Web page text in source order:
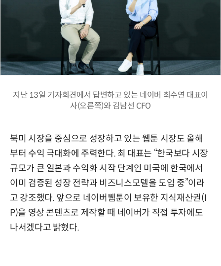
지난 13일 기자회견에서 답변하고 있는 네이버 최수연 대표이
사(오른쪽)와 김남선 CFO
북미 시장을 중심으로 성장하고 있는 웹툰 시장도 올해
부터 수익 극대화에 주력한다. 최 대표는 “한국보다 시장
규모가 큰 일본과 수익화 시작 단계인 미국에 한국에서
이미 검증된 성장 전략과 비즈니스모델을 도입 중”이라
고 강조했다. 앞으로 네이버웹툰이 보유한 지식재산권(I
P)을 영상 콘텐츠로 제작할 때 네이버가 직접 투자에도
나서겠다고 밝혔다.